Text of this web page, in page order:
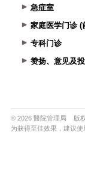
急症室
家庭医学门诊 (
专科门诊
赞扬、意见及
© 2026 醫院管理局 版
为获得至佳效果，建议